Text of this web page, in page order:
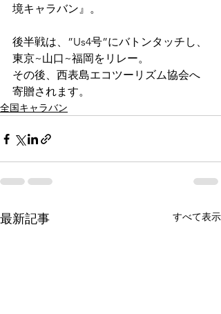
境キャラバン』。
後半戦は、”Us4号”にバトンタッチし、
東京~山口~福岡をリレー。
その後、西表島エコツーリズム協会へ
寄贈されます。
全国キャラバン
最新記事 すべて表示